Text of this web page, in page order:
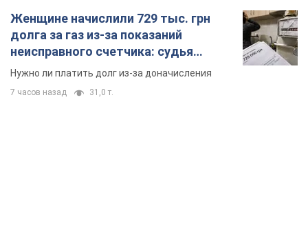
Женщине начислили 729 тыс. грн
долга за газ из-за показаний
неисправного счетчика: судья
вынес неожиданное решение
Нужно ли платить долг из-за доначисления
7 часов назад 31,0 т.